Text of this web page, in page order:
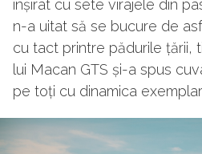
înșirat cu sete virajele din
n-a uitat să se bucure de
cu tact printre pădurile țării,
lui Macan GTS și-a spus
pe toți cu dinamica